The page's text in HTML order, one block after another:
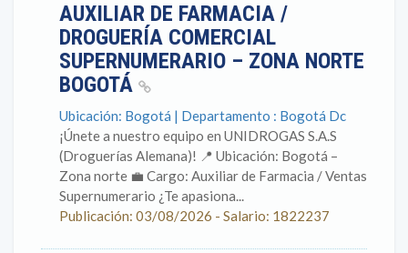
AUXILIAR DE FARMACIA /
DROGUERÍA COMERCIAL
SUPERNUMERARIO – ZONA NORTE
BOGOTÁ
Ubicación: Bogotá | Departamento : Bogotá Dc
¡Únete a nuestro equipo en UNIDROGAS S.A.S
(Droguerías Alemana)! 📍 Ubicación: Bogotá –
Zona norte 💼 Cargo: Auxiliar de Farmacia / Ventas
Supernumerario ¿Te apasiona...
Publicación: 03/08/2026 - Salario: 1822237